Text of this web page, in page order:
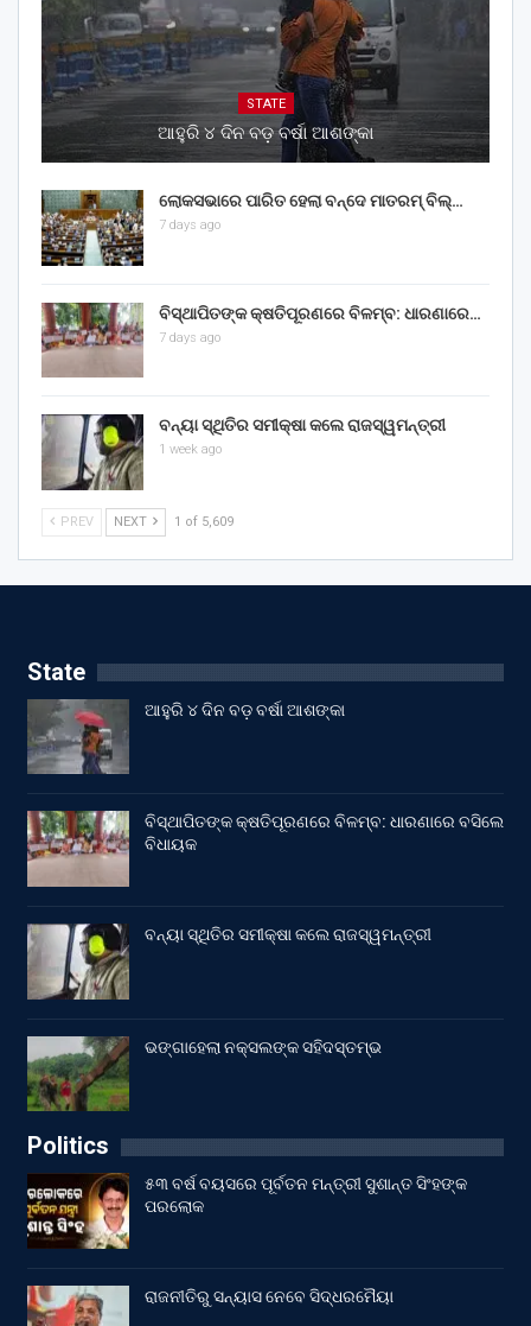
STATE
ଆହୁରି ୪ ଦିନ ବଡ଼ ବର୍ଷା ଆଶଙ୍କା
ଲୋକସଭାରେ ପାରିତ ହେଲା ବନ୍ଦେ ମାତରମ୍‌ ବିଲ୍‌…
7 days ago
ବିସ୍ଥାପିତଙ୍କ କ୍ଷତିପୂରଣରେ ବିଳମ୍ବ: ଧାରଣାରେ…
7 days ago
ବନ୍ୟା ସ୍ଥିତିର ସମୀକ୍ଷା କଲେ ରାଜସ୍ୱମନ୍ତ୍ରୀ
1 week ago
PREV NEXT 1 of 5,609
State
ଆହୁରି ୪ ଦିନ ବଡ଼ ବର୍ଷା ଆଶଙ୍କା
ବିସ୍ଥାପିତଙ୍କ କ୍ଷତିପୂରଣରେ ବିଳମ୍ବ: ଧାରଣାରେ ବସିଲେ
ବିଧାୟକ
ବନ୍ୟା ସ୍ଥିତିର ସମୀକ୍ଷା କଲେ ରାଜସ୍ୱମନ୍ତ୍ରୀ
ଭଙ୍ଗାହେଲା ନକ୍ସଲଙ୍କ ସହିଦସ୍ତମ୍ଭ
Politics
୫୩ ବର୍ଷ ବୟସରେ ପୂର୍ବତନ ମନ୍ତ୍ରୀ ସୁଶାନ୍ତ ସିଂହଙ୍କ
ପରଲୋକ
ରାଜନୀତିରୁ ସନ୍ୟାସ ନେବେ ସିଦ୍ଧରମୈୟା